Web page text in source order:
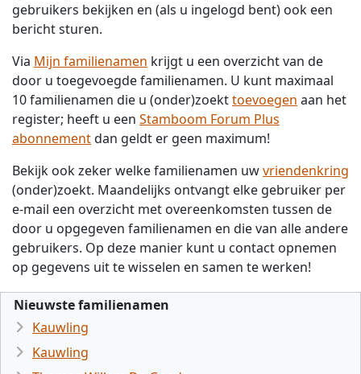
gebruikers bekijken en (als u ingelogd bent) ook een
bericht sturen.
Via Mijn familienamen krijgt u een overzicht van de
door u toegevoegde familienamen. U kunt maximaal
10 familienamen die u (onder)zoekttoevoegen aan het
register; heeft u een Stamboom Forum Plus
abonnementdan geldt er geen maximum!
Bekijk ook zeker welke familienamen uwvriendenkring
(onder)zoekt. Maandelijks ontvangt elke gebruiker per
e-mail een overzicht met overeenkomsten tussen de
door u opgegeven familienamen en die van alle andere
gebruikers. Op deze manier kunt u contact opnemen
op gegevens uit te wisselen en samen te werken!
Nieuwste familienamen
Kauwling
Kauwling